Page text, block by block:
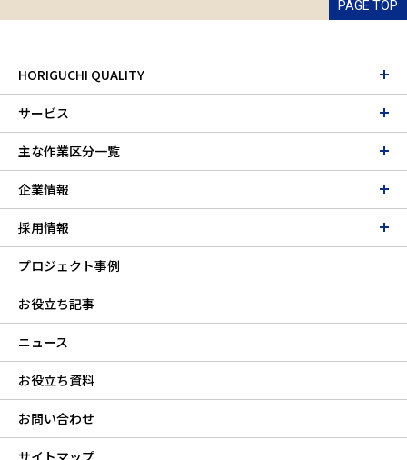
PAGE TOP
HORIGUCHI QUALITY
サービス
主な作業区分一覧
企業情報
採用情報
プロジェクト事例
お役立ち記事
ニュース
お役立ち資料
お問い合わせ
サイトマップ